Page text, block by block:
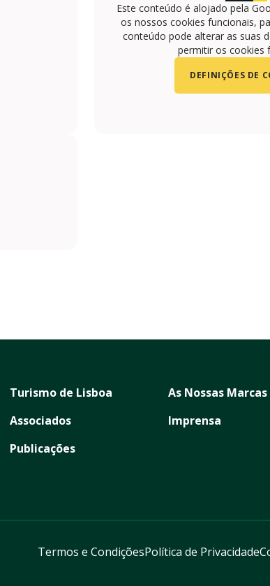
Este conteúdo é alojado pela
os nossos cookies funcionais,
conteúdo pode alterar as suas
permitir os cookies
DEFINIÇÕES DE
Turismo de Lisboa
Associados
Publicações
As Nossas Marcas
Imprensa
Termos e CondiçõesPolítica de Privacidade